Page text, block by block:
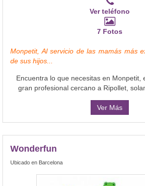
Ver teléfono
7 Fotos
Monpetit, Al servicio de las mamás más
de sus hijos...
Encuentra lo que necesitas en Monpetit,
gran profesional cercano a Ripollet,
Ver Más
Wonderfun
Ubicado en Barcelona